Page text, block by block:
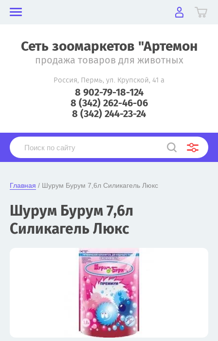
Сеть зоомаркетов "Артемон
продажа товаров для животных
Россия, Пермь, ул. Крупской, 41 а
8 902-79-18-124
8 (342) 262-46-06
8 (342) 244-23-24
Главная / Шурум Бурум 7,6л Силикагель Люкс
Шурум Бурум 7,6л
Силикагель Люкс